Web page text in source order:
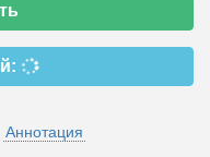
Аннотация